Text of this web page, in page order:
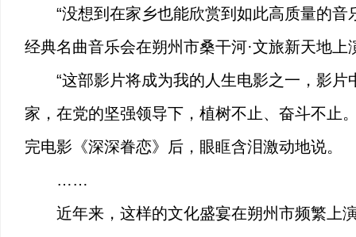
“没想到在家乡也能欣赏到如此高质量的
经典名曲音乐会在朔州市桑干河·文旅新天地
“这部影片将成为我的人生电影之一，影
家，在党的坚强领导下，植树不止、奋斗不止
完电影《深深眷恋》后，眼眶含泪激动地说。
……
近年来，这样的文化盛宴在朔州市频繁上